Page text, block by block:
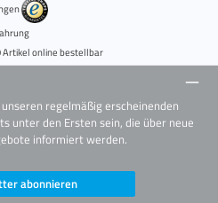
Artikel online bestellbar
regelmäßig erscheinenden
unter den Ersten sein, die über neue
informiert werden.
abonnieren